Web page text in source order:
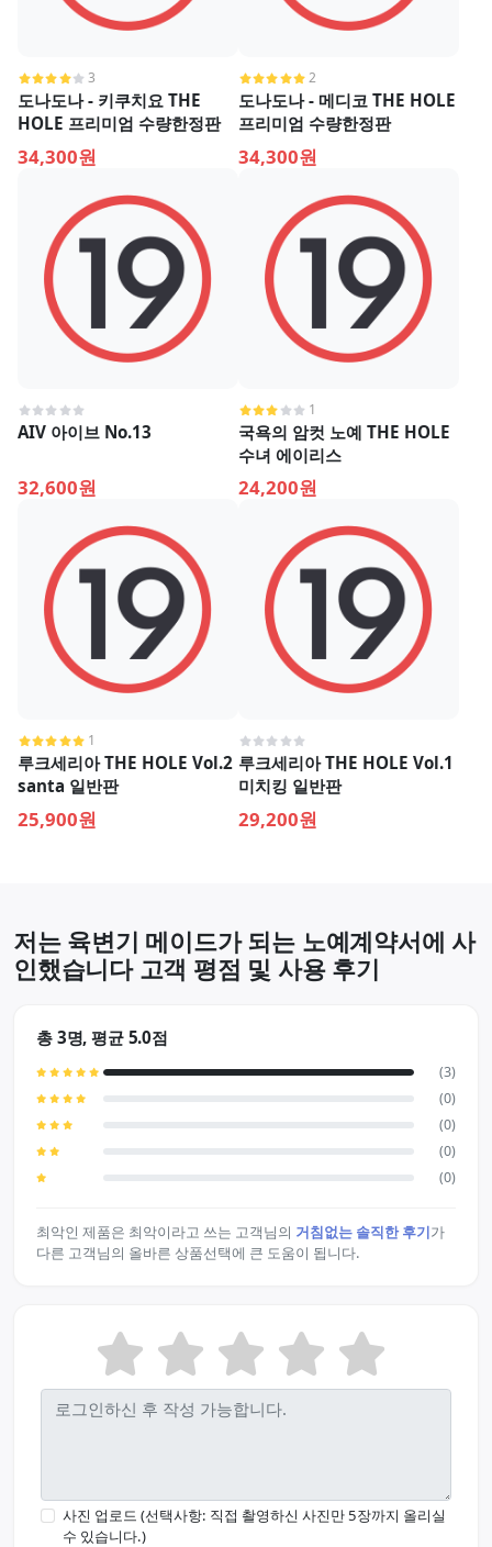
3
도나도나 - 키쿠치요 THE
HOLE 프리미엄 수량한정판
34,300원
2
도나도나 - 메디코 THE HOLE
프리미엄 수량한정판
34,300원
AIV 아이브 No.13
32,600원
1
국욕의 암컷 노예 THE HOLE
수녀 에이리스
24,200원
1
루크세리아 THE HOLE Vol.2
santa 일반판
25,900원
루크세리아 THE HOLE Vol.1
미치킹 일반판
29,200원
저는 육변기 메이드가 되는 노예계약서에 사
인했습니다 고객 평점 및 사용 후기
총 3명, 평균 5.0점
(3)
(0)
(0)
(0)
(0)
최악인 제품은 최악이라고 쓰는 고객님의 거침없는 솔직한 후기가
다른 고객님의 올바른 상품선택에 큰 도움이 됩니다.
사진 업로드 (선택사항: 직접 촬영하신 사진만 5장까지 올리실
수 있습니다.)